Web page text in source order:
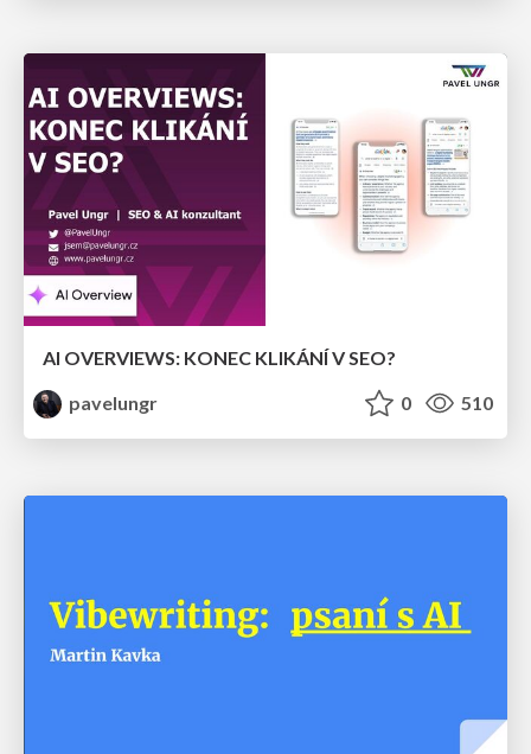
AI OVERVIEWS: KONEC KLIKÁNÍ V SEO?
pavelungr
0 510